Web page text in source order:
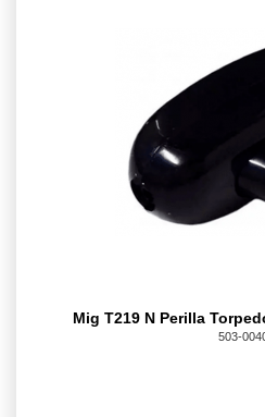
Mig T219 N Perilla
503-